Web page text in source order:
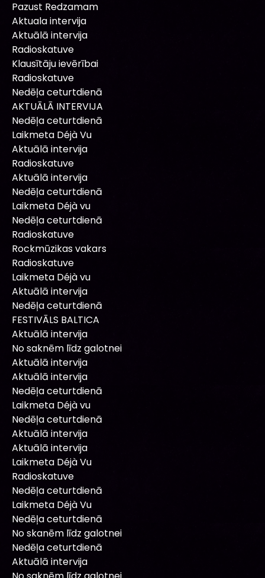
Pazust Redzamam
Aktuala intervija
Aktuālā intervija
Radioskatuve
Klausītāju ievērībai
Radioskatuve
Nedēļa ceturtdienā
AKTUĀLĀ INTERVIJA
Nedēļa ceturtdienā
Laikmeta Déjà Vu
Aktuālā intervija
Radioskatuve
Aktuālā intervija
Nedēļa ceturtdienā
Laikmeta Déjà vu
Nedēļa ceturtdienā
Radioskatuve
Rockmūzikas vakars
Radioskatuve
Laikmeta Déjà vu
Aktuālā intervija
Nedēļa ceturtdienā
FESTIVĀLS BALTICA
Aktuālā intervija
No saknēm līdz galotnei
Aktuālā intervija
Aktuālā intervija
Nedēļa ceturtdienā
Laikmeta Déjà vu
Nedēļa ceturtdienā
Aktuālā intervija
Aktuālā intervija
Laikmeta Déjà Vu
Radioskatuve
Nedēļa ceturtdienā
Laikmeta Déjà Vu
Nedēļa ceturtdienā
No skanēm līdz galotnei
Nedēļa ceturtdienā
Aktuālā intervija